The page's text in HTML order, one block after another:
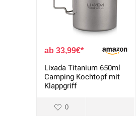
33,99€
Lixada Titanium 650ml
Camping Kochtopf mit
Klappgriff
0